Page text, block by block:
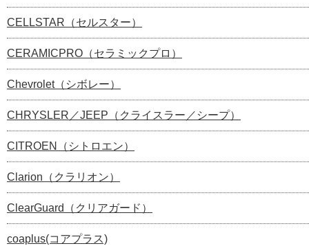
CELLSTAR（セルスター）
CERAMICPRO（セラミックプロ）
Chevrolet（シボレー）
CHRYSLER／JEEP（クライスラー／シープ）
CITROEN（シトロエン）
Clarion（クラリオン）
ClearGuard（クリアガード）
coaplus(コアプラス)